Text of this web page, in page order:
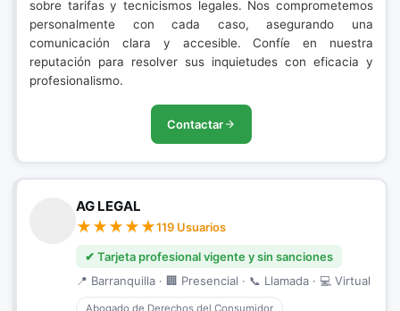
sobre tarifas y tecnicismos legales. Nos comprometemos
personalmente con cada caso, asegurando una
comunicación clara y accesible. Confíe en nuestra
reputación para resolver sus inquietudes con eficacia y
profesionalismo.
Contactar
AG LEGAL
119 Usuarios
✔ Tarjeta profesional vigente y sin sanciones
📍 Barranquilla · 🏢 Presencial · 📞 Llamada · 💻 Virtual
Abogado de Derechos del Consumidor